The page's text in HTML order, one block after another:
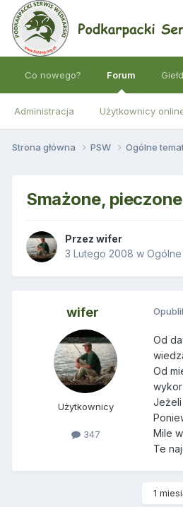
Co nowego? Forum
Administracja Użytkownicy
Strona główna PSW Ogólne
Smażone,
Przez wifer
3 Lutego 2008 w
wifer
Użytkownicy
347
Od
Od
Jeżeli
Mile
Te
1